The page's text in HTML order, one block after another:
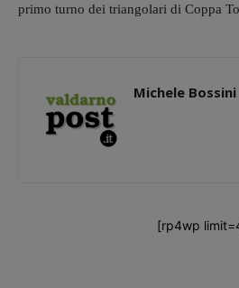
primo turno dei triangolari di Coppa
Michele Bossini
[rp4wp